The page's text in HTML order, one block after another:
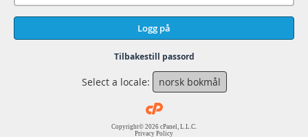
Logg på
Tilbakestill passord
Select a locale: norsk bokmål
Copyright© 2026 cPanel, L.L.C.
Privacy Policy